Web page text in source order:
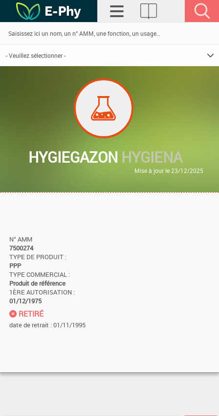
HYGIEGAZON HYGIENA
Mise à jour le 23/12/2025
N° AMM
7500274
TYPE DE PRODUIT :
PPP
TYPE COMMERCIAL :
Produit de référence
1ÈRE AUTORISATION :
01/12/1975
RETIRÉ
date de retrait : 01/11/1995